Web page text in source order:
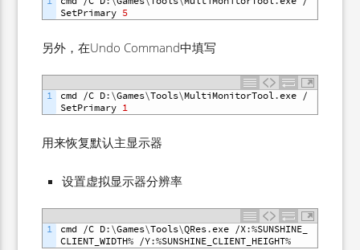
SetPrimary 5
另外，在Undo Command中填写
1 cmd /C D:\Games\Tools\MultiMonitorTool.exe /
SetPrimary 1
用来恢复默认主显示器
设置虚拟显示器分辨率
1 cmd /C D:\Games\Tools\QRes.exe /X:%SUNSHINE_
CLIENT_WIDTH% /Y:%SUNSHINE_CLIENT_HEIGHT%